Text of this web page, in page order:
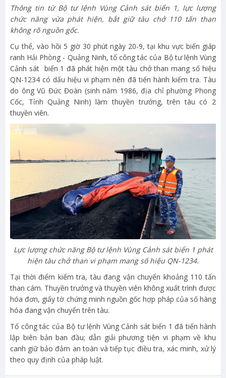
Thông tin từ Bộ tư lệnh Vùng Cảnh sát biển 1, lực lượng
chức năng vừa phát hiện, bắt giữ tàu chở 110 tấn than
không rõ nguồn gốc.
Cụ thể, vào hồi 5 giờ 30 phút ngày 20-9, tại khu vực biển giáp
ranh Hải Phòng - Quảng Ninh, tổ công tác của Bộ tư lệnh Vùng
Cảnh sát biển 1 đã phát hiện một tàu chở than mang số hiệu
QN-1234 có dấu hiệu vi phạm nên đã tiến hành kiểm tra. Tàu
do ông Vũ Đức Đoàn (sinh năm 1986, địa chỉ phường Phong
Cốc, Tỉnh Quảng Ninh) làm thuyền trưởng, trên tàu có 2
thuyền viên.
Lực lượng chức năng Bộ tư lệnh Vùng Cảnh sát biển 1 phát
hiện tàu chở than vi phạm mang số hiệu QN-1234.
Tại thời điểm kiểm tra, tàu đang vận chuyển khoảng 110 tấn
than cám. Thuyền trưởng và thuyền viên không xuất trình được
hóa đơn, giấy tờ chứng minh nguồn gốc hợp pháp của số hàng
hóa đang vận chuyển trên tàu.
Tổ công tác của Bộ tư lệnh Vùng Cảnh sát biển 1 đã tiến hành
lập biên bản ban đầu; dẫn giải phương tiện vi phạm về khu
canh giữ bảo đảm an toàn và tiếp tục điều tra, xác minh, xử lý
theo quy định của pháp luật.